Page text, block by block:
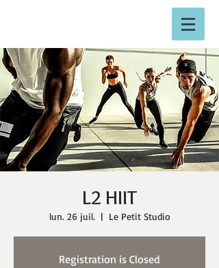
L2 HIIT
lun. 26 juil.
  |
Le Petit Studio
Registration is Closed